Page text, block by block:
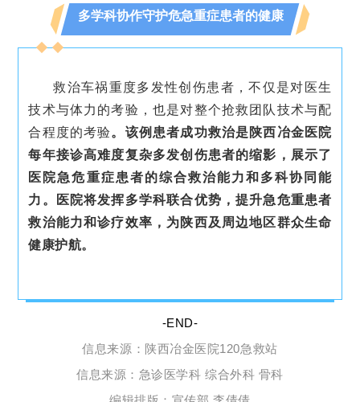
多学科协作守护危急重症患者的健康
救治车祸重度多发性创伤患者，不仅是对医生
技术与体力的考验，也是对整个抢救团队技术与配
合程度的考验。 该例患者成功救治是陕西冶金医院
每年接诊高难度复杂多发创伤患者的缩影，展示了
医院急危重症患者的综合救治能力和多科协同能
力。医院将发挥多学科联合优势，提升急危重患者
救治能力和诊疗效率，为陕西及周边地区群众生命
健康护航。
-END-
信息来源：陕西冶金医院120急救站
信息来源：急诊医学科 综合外科 骨科